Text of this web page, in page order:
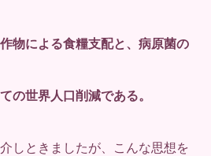
物による食糧支配と、病原菌の
の世界人口削減である。
しときましたが、こんな思想を